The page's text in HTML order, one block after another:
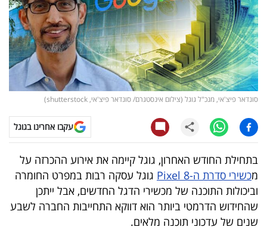
רכילות
עסקית
קריפטו
ויראלי
עסקי
ספורט
קריירה
ולימודים
סונדאר פיצ'אי, מנכ"ל גוגל (צילום אינסטגרם/ סונדאר פיצ'אי, shutterstock)
עקבו אחרינו בגוגל
בתחילת החודש האחרון, גוגל קיימה את אירוע ההכרזה על
מכשירי סדרת ה-Pixel 8
גוגל עסקה רבות במפרט החומרה
וביכולות התוכנה של מכשירי הדגל החדשים, אבל ייתכן
שהחידוש הדרמטי ביותר הוא דווקא התחייבות החברה לשבע
שנים של עדכוני תוכנה מלאים.